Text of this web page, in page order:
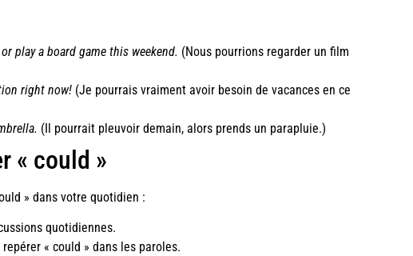
play a board game this weekend. (Nous pourrions regarder un film
right now! (Je pourrais vraiment avoir besoin de vacances en ce
(Il pourrait pleuvoir demain, alors prends un parapluie.)
« could »
» dans votre quotidien :
quotidiennes.
« could » dans les paroles.